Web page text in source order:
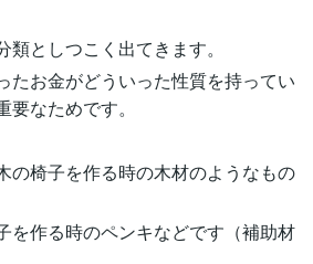
類としつこく出てきます。
たお金がどういった性質を持ってい
なためです。
の椅子を作る時の木材のようなもの
を作る時のペンキなどです（補助材